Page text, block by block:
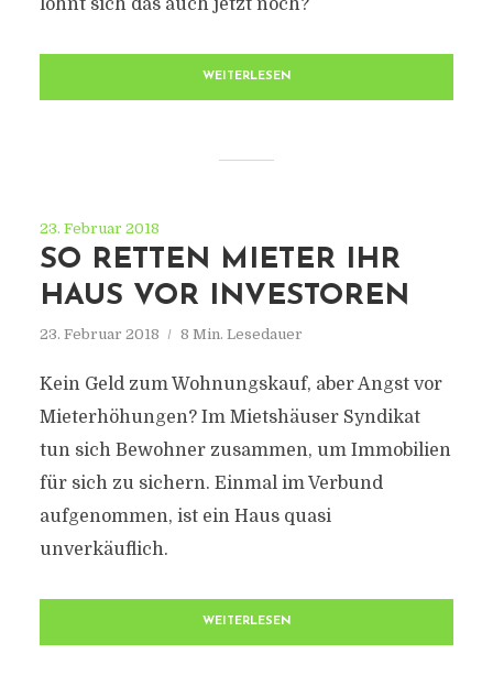
lohnt sich das auch jetzt noch?
WEITERLESEN
23. Februar 2018
SO RETTEN MIETER IHR
HAUS VOR INVESTOREN
23. Februar 2018 8 Min. Lesedauer
Kein Geld zum Wohnungskauf, aber Angst vor
Mieterhöhungen? Im Mietshäuser Syndikat
tun sich Bewohner zusammen, um Immobilien
für sich zu sichern. Einmal im Verbund
aufgenommen, ist ein Haus quasi
unverkäuflich.
WEITERLESEN